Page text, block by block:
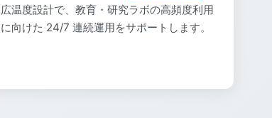
広温度設計で、教育・研究ラボの高頻度利用
に向けた 24/7 連続運用をサポートします。